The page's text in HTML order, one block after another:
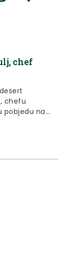
chef
chefu
pobjedu na